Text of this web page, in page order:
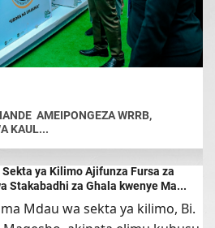
AMEIPONGEZA WRRB,
KAUL...
Sekta ya Kilimo Ajifunza Fursa za
Stakabadhi za Ghala kwenye Ma...
Mdau wa sekta ya kilimo, Bi.